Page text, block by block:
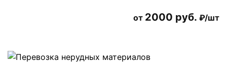
от 2000 руб. ₽/шт